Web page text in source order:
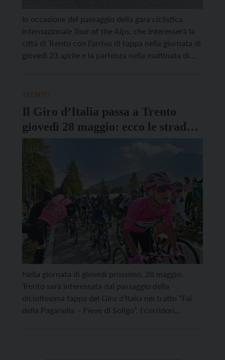
In occasione del passaggio della gara ciclistica
internazionale Tour of the Alps, che interesserà la
città di Trento con l’arrivo di tappa nella giornata di
giovedì 23 aprile e la partenza nella mattinata di
Il Giro d’Italia passa a Trento
giovedì 28 maggio: ecco le strade
chiuse
Nella giornata di giovedì prossimo, 28 maggio,
Trento sarà interessata dal passaggio della
diciottesima tappa del Giro d’Italia nel tratto “Fai
della Paganella – Pieve di Soligo”. I corridori